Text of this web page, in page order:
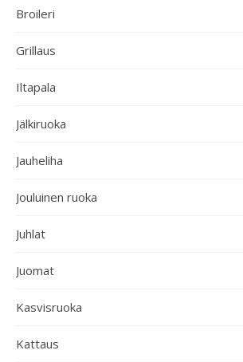
Broileri
Grillaus
Iltapala
Jälkiruoka
Jauheliha
Jouluinen ruoka
Juhlat
Juomat
Kasvisruoka
Kattaus